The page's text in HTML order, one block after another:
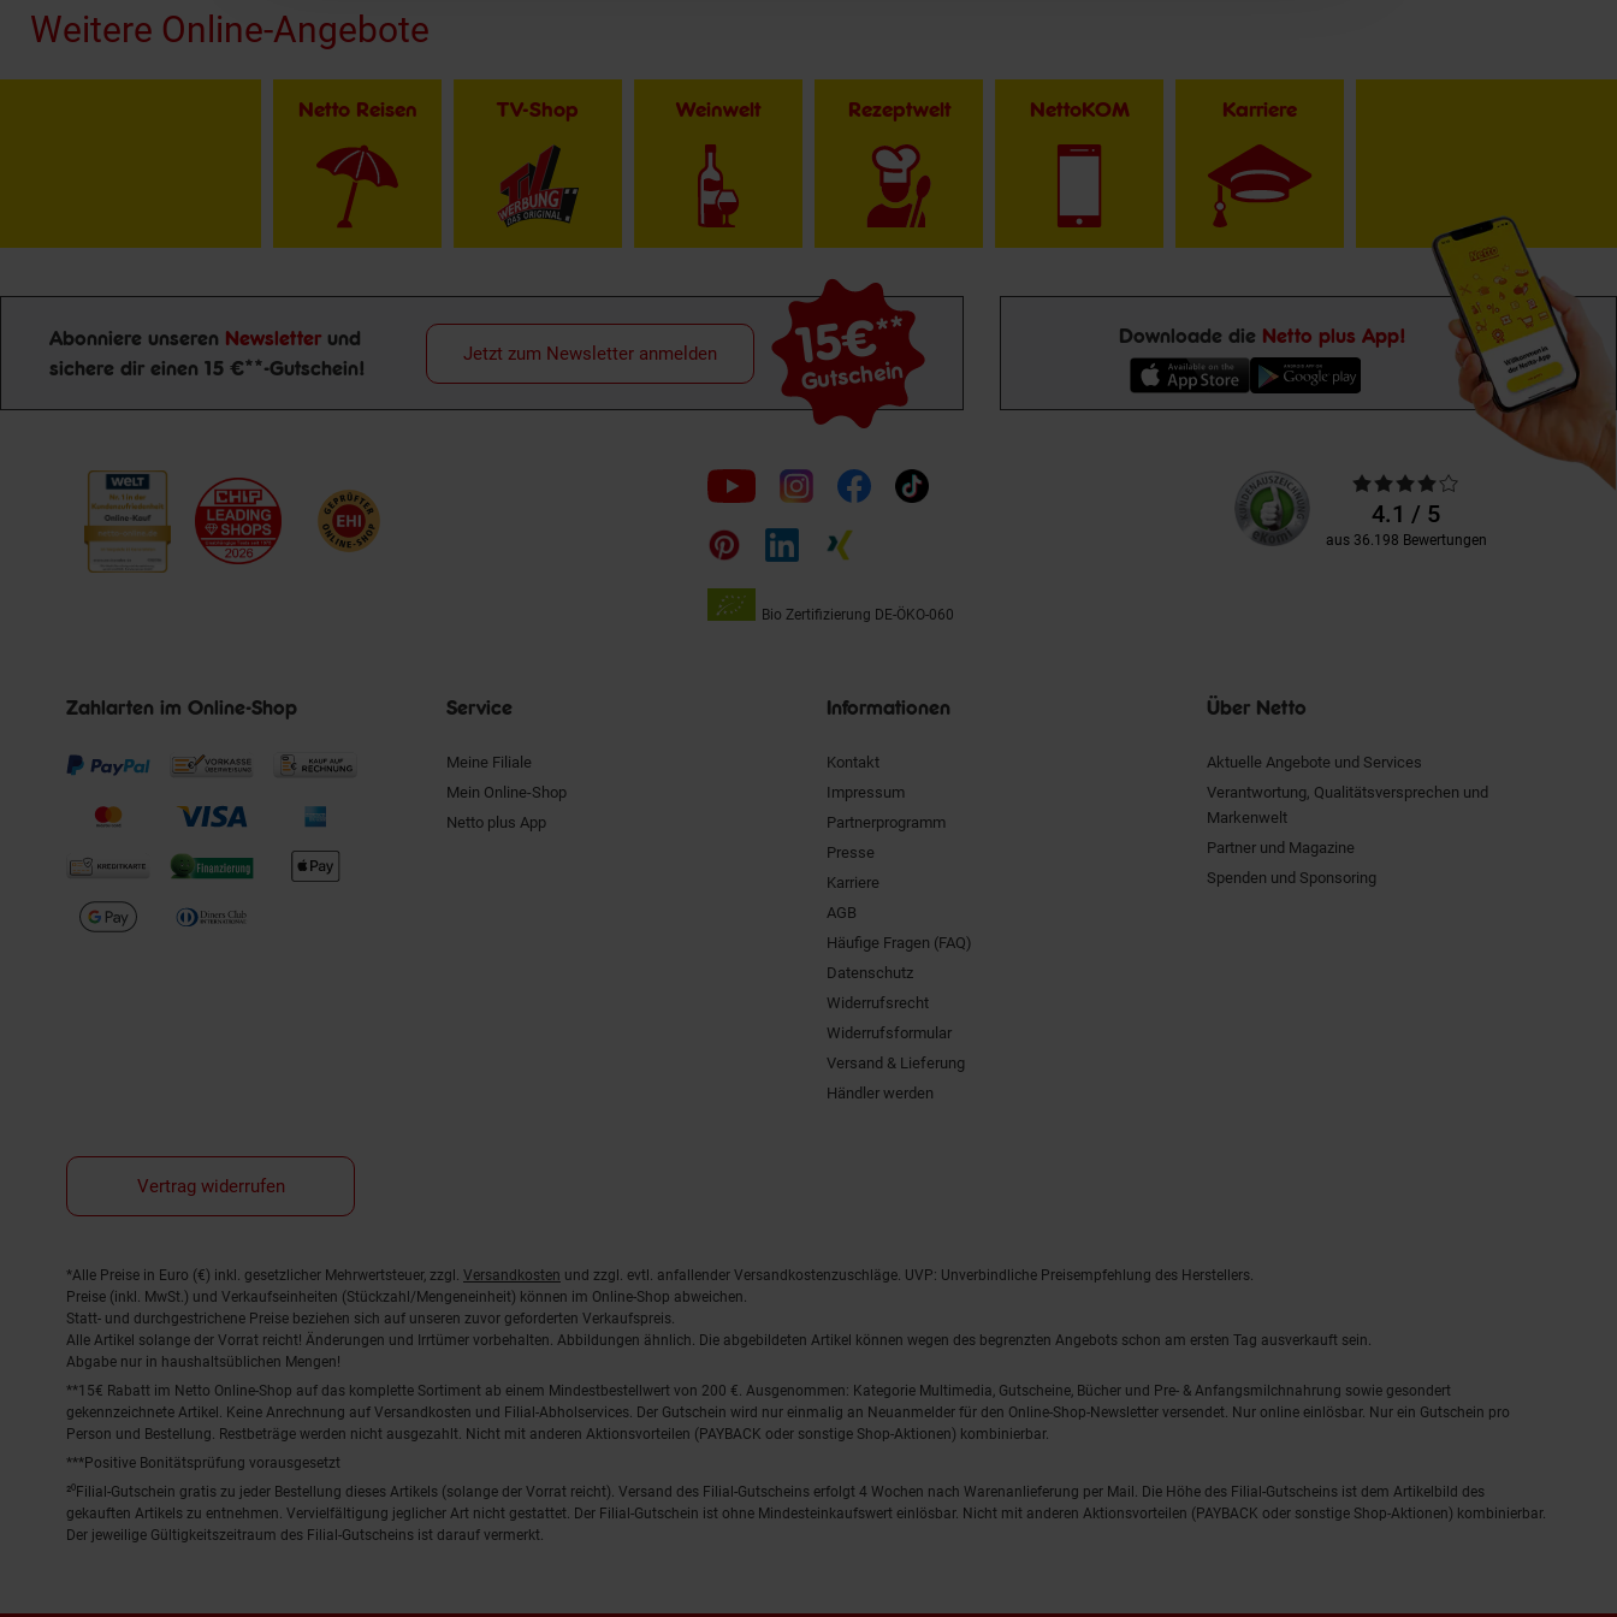
Weitere Online-Angebote
Netto Reisen TV-Shop Weinwelt Rezeptwelt NettoKOM Karriere
Newsletter Anmeldung
Abonniere unseren Newsletter und
sichere dir einen 15 €**-Gutschein!
15€**
Gutschein
Jetzt zum Newsletter anmelden
Downloade die Netto plus App!
Folge
uns
auf
Bio Zertifizierung DE-ÖKO-060
Unsere
Kundenbewertungen
Durchschnittliche
Bewertungen4.1 / 5
aus 36.198 Bewertungen
Zahlarten im Online-Shop Service
Meine Filiale
Mein Online-Shop
Netto plus App
Informationen
Kontakt
Impressum
Partnerprogramm
Presse
Karriere
AGB
Häufige Fragen (FAQ)
Datenschutz
Widerrufsrecht
Widerrufsformular
Versand & Lieferung
Händler werden
Über Netto
Aktuelle Angebote und Services
Verantwortung, Qualitätsversprechen und
Markenwelt
Partner und Magazine
Spenden und Sponsoring
Vertrag widerrufen
Fußnoten
*Alle Preise in Euro (€) inkl. gesetzlicher Mehrwertsteuer, zzgl. Versandkosten und zzgl. evtl. anfallender Versandkostenzuschläge. UVP: Unverbindliche Preisempfehlung des Herstellers.
Preise (inkl. MwSt.) und Verkaufseinheiten (Stückzahl/Mengeneinheit) können im Online-Shop abweichen.
Statt- und durchgestrichene Preise beziehen sich auf unseren zuvor geforderten Verkaufspreis.
Alle Artikel solange der Vorrat reicht! Änderungen und Irrtümer vorbehalten. Abbildungen ähnlich. Die abgebildeten Artikel können wegen des begrenzten Angebots schon am ersten Tag ausverkauft sein.
Abgabe nur in haushaltsüblichen Mengen!
**15€ Rabatt im Netto Online-Shop auf das komplette Sortiment ab einem Mindestbestellwert von 200 €. Ausgenommen: Kategorie Multimedia, Gutscheine, Bücher und Pre- & Anfangsmilchnahrung sowie gesondert
gekennzeichnete Artikel. Keine Anrechnung auf Versandkosten und Filial-Abholservices. Der Gutschein wird nur einmalig an Neuanmelder für den Online-Shop-Newsletter versendet. Nur online einlösbar. Nur ein Gutschein pro
Person und Bestellung. Restbeträge werden nicht ausgezahlt. Nicht mit anderen Aktionsvorteilen (PAYBACK oder sonstige Shop-Aktionen) kombinierbar.
***Positive Bonitätsprüfung vorausgesetzt
²⁰Filial-Gutschein gratis zu jeder Bestellung dieses Artikels (solange der Vorrat reicht). Versand des Filial-Gutscheins erfolgt 4 Wochen nach Warenanlieferung per Mail. Die Höhe des Filial-Gutscheins ist dem Artikelbild des
gekauften Artikels zu entnehmen. Vervielfältigung jeglicher Art nicht gestattet. Der Filial-Gutschein ist ohne Mindesteinkaufswert einlösbar. Nicht mit anderen Aktionsvorteilen (PAYBACK oder sonstige Shop-Aktionen) kombinierbar.
Der jeweilige Gültigkeitszeitraum des Filial-Gutscheins ist darauf vermerkt.